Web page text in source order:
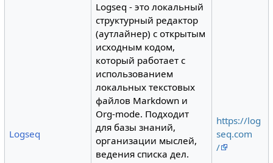
Logseq
Logseq - это локальный
структурный редактор
(аутлайнер) с открытым
исходным кодом,
который работает с
использованием
локальных текстовых
файлов Markdown и
Org-mode. Подходит
для базы знаний,
организации мыслей,
ведения списка дел.
https://log
seq.com
/